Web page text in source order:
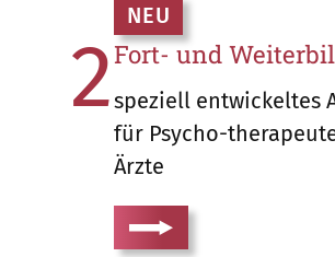
2
NEU
Fort- und
speziell entwickeltes
für Psycho-
Ärzte